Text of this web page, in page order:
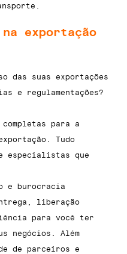
exportação
das suas exportações
e regulamentações?
completas para a
Tudo
especialistas que
e burocracia
liberação
para você ter
negócios. Além
de parceiros e